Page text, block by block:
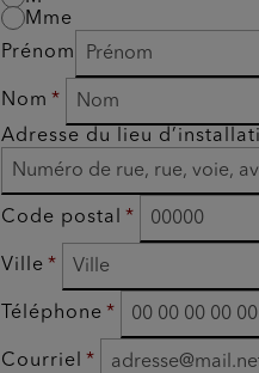
Mme
Prénom
Nom
Adresse du lieu
Code postal
Ville
Téléphone
Courriel